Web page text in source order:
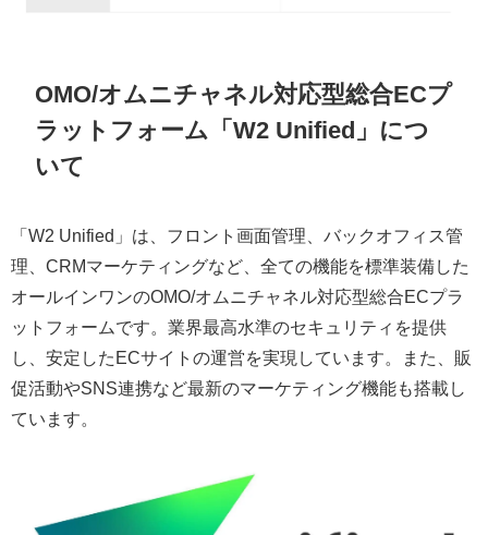
OMO/オムニチャネル対応型総合ECプ
ラットフォーム「W2 Unified」につ
いて
「W2 Unified」は、フロント画面管理、バックオフィス管
理、CRMマーケティングなど、全ての機能を標準装備した
オールインワンのOMO/オムニチャネル対応型総合ECプラ
ットフォームです。業界最高水準のセキュリティを提供
し、安定したECサイトの運営を実現しています。また、販
促活動やSNS連携など最新のマーケティング機能も搭載し
ています。